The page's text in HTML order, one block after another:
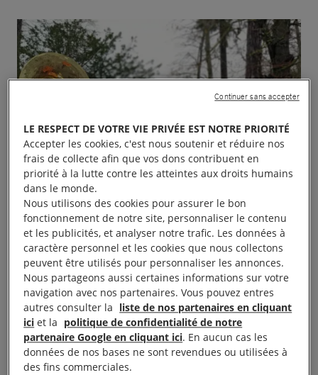
Déambulation en fanfare pour les droits humains
LE RESPECT DE VOTRE VIE PRIVÉE EST NOTRE PRIORITÉ
Accepter les cookies, c'est nous soutenir et réduire nos
frais de collecte afin que vos dons contribuent en
priorité à la lutte contre les atteintes aux droits humains
dans le monde.
Nous utilisons des cookies pour assurer le bon
fonctionnement de notre site, personnaliser le contenu
et les publicités, et analyser notre trafic. Les données à
caractère personnel et les cookies que nous collectons
peuvent être utilisés pour personnaliser les annonces.
Nous partageons aussi certaines informations sur votre
navigation avec nos partenaires. Vous pouvez entres
autres consulter la liste de nos partenaires en cliquant
ici et la politique de confidentialité de notre
partenaire Google en cliquant ici. En aucun cas les
données de nos bases ne sont revendues ou utilisées à
des fins commerciales.
Continuer sans accepter